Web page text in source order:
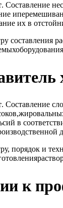
. Составление
их в
составления
. Составление
в
порядок и
к